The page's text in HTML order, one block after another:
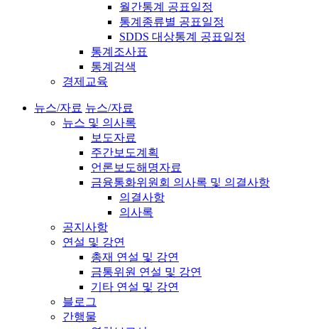
월간통계 공표일정
통계종류별 공표일정
SDDS 대상통계 공표일정
통계조사표
통계검색
경제교육
뉴스/자료 뉴스/자료
뉴스 및 의사록
보도자료
주간보도계획
언론보도해명자료
금융통화위원회 의사록 및 의결사항
의결사항
의사록
공지사항
연설 및 강연
총재 연설 및 강연
금통위원 연설 및 강연
기타 연설 및 강연
블로그
간행물